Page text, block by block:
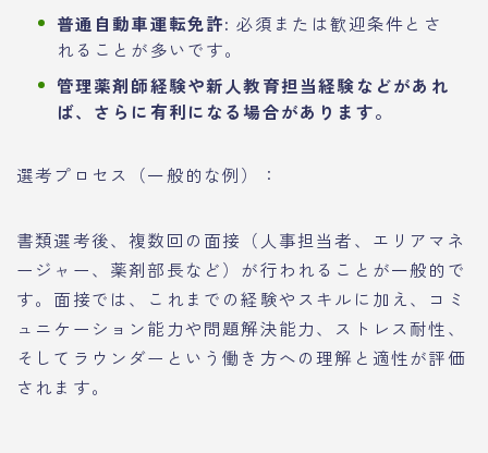
普通自動車運転免許: 必須または歓迎条件とさ
れることが多いです。
管理薬剤師経験や新人教育担当経験などがあれ
ば、さらに有利になる場合があります。
選考プロセス（一般的な例）：
書類選考後、複数回の面接（人事担当者、エリアマネ
ージャー、薬剤部長など）が行われることが一般的で
す。面接では、これまでの経験やスキルに加え、コミ
ュニケーション能力や問題解決能力、ストレス耐性、
そしてラウンダーという働き方への理解と適性が評価
されます。